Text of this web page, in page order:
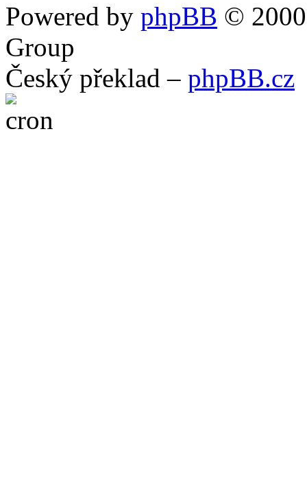
Powered by phpBB ©
Group
Český překlad – phpBB.cz